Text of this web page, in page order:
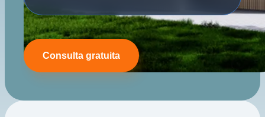
Consulta gratuita